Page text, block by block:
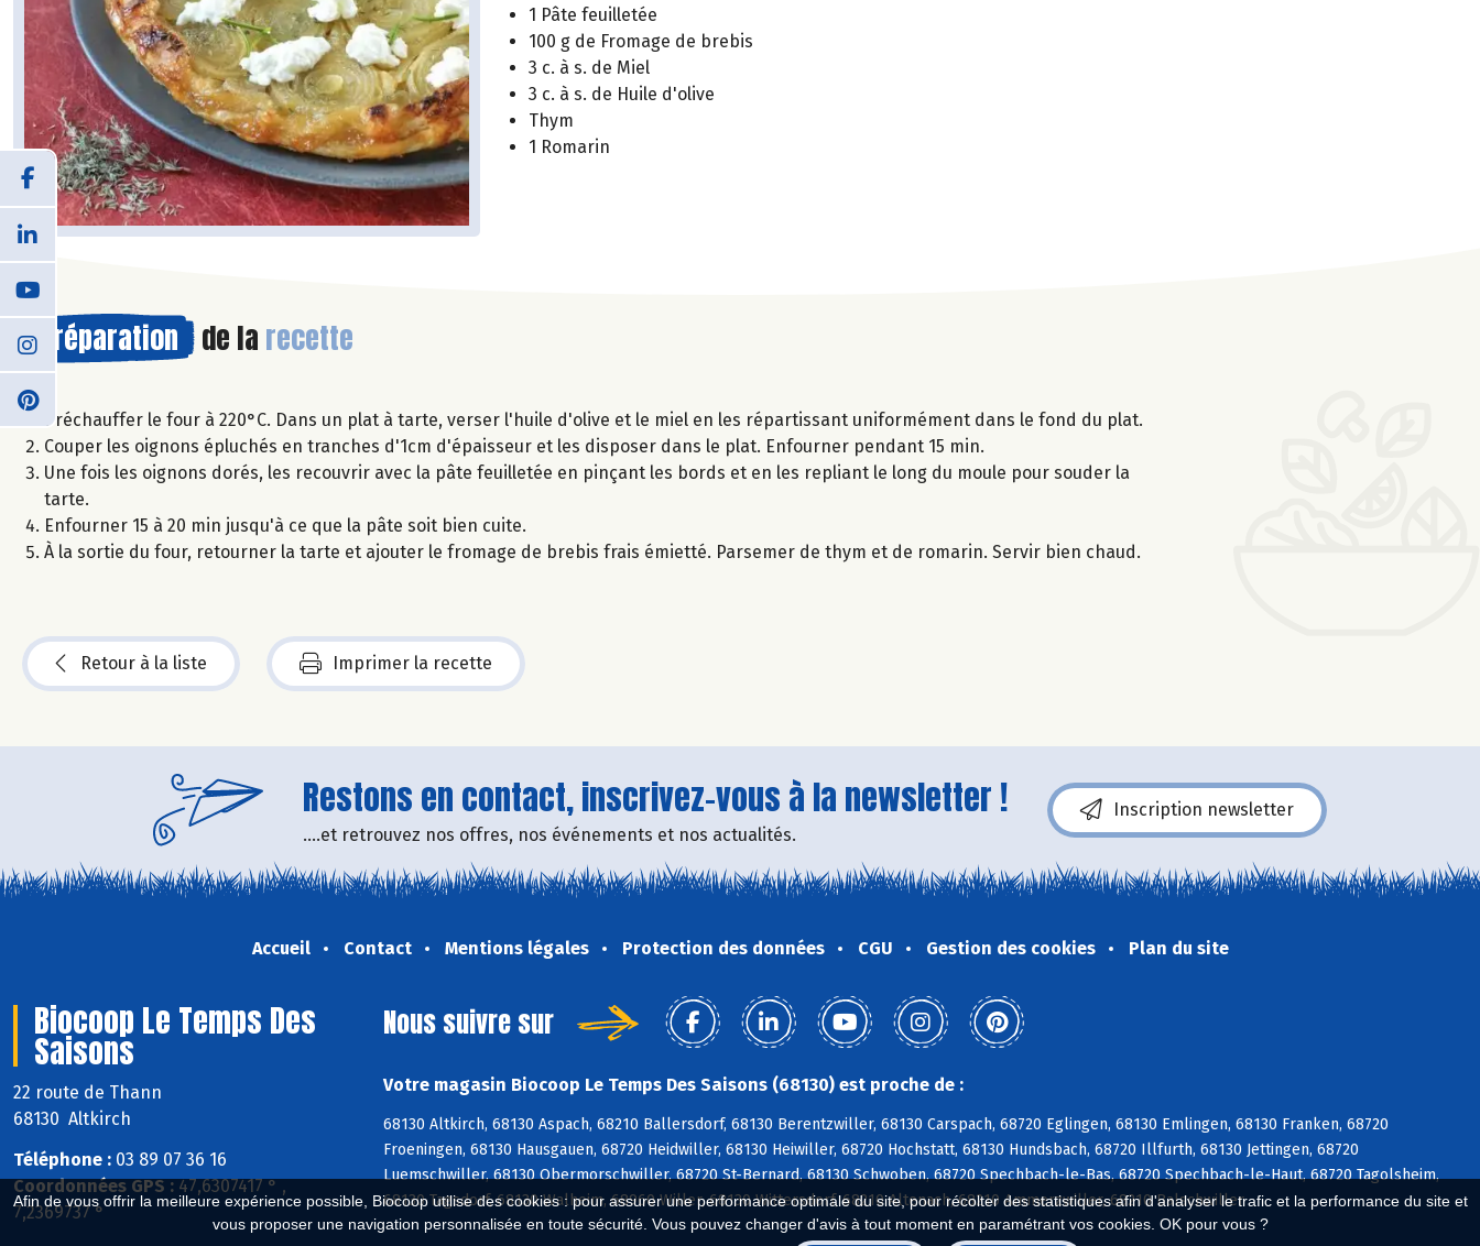
Afin de vous offrir la meilleure expérience possible, Biocoop utilise des cookies : pour assurer une performance optimale du site, pour récolter des statistiques afin d'analyser le trafic et la performance du site et
vous proposer une navigation personnalisée en toute sécurité. Vous pouvez changer d'avis à tout moment en paramétrant vos cookies. OK pour vous ?
1 Pâte feuilletée
100 g de Fromage de brebis
3 c. à s. de Miel
3 c. à s. de Huile d'olive
Thym
1 Romarin
Préparation de la recette
Préchauffer le four à 220°C. Dans un plat à tarte, verser l'huile d'olive et le miel en les répartissant uniformément dans le fond du plat.
Couper les oignons épluchés en tranches d'1cm d'épaisseur et les disposer dans le plat. Enfourner pendant 15 min.
Une fois les oignons dorés, les recouvrir avec la pâte feuilletée en pinçant les bords et en les repliant le long du moule pour souder la
tarte.
Enfourner 15 à 20 min jusqu'à ce que la pâte soit bien cuite.
À la sortie du four, retourner la tarte et ajouter le fromage de brebis frais émietté. Parsemer de thym et de romarin. Servir bien chaud.
Retour à la liste Imprimer la recette
Restons en contact, inscrivez-vous à la newsletter !
....et retrouvez nos offres, nos événements et nos actualités.
Inscription newsletter
Accueil Contact Mentions légales Protection des données CGU Gestion des cookies Plan du site
Biocoop Le Temps Des
Saisons
22 route de Thann
68130 Altkirch
Téléphone : 03 89 07 36 16
Coordonnées GPS : 47,6307417 ° ,
7,2369737 °
Nous suivre sur
Votre magasin Biocoop Le Temps Des Saisons (68130) est proche de :
68130 Altkirch, 68130 Aspach, 68210 Ballersdorf, 68130 Berentzwiller, 68130 Carspach, 68720 Eglingen, 68130 Emlingen, 68130 Franken, 68720
Froeningen, 68130 Hausgauen, 68720 Heidwiller, 68130 Heiwiller, 68720 Hochstatt, 68130 Hundsbach, 68720 Illfurth, 68130 Jettingen, 68720
Luemschwiller, 68130 Obermorschwiller, 68720 St-Bernard, 68130 Schwoben, 68720 Spechbach-le-Bas, 68720 Spechbach-le-Haut, 68720 Tagolsheim,
68130 Tagsdorf, 68130 Walheim, 68960 Willer, 68130 Wittersdorf, 68210 Altenach, 68210 Ammerzwiller, 68210 Balschwiller